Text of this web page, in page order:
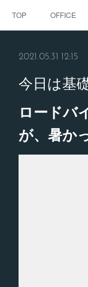
TOP OFFICE
2021.05.31 12:15
今日は基
ロードバ
が、暑か